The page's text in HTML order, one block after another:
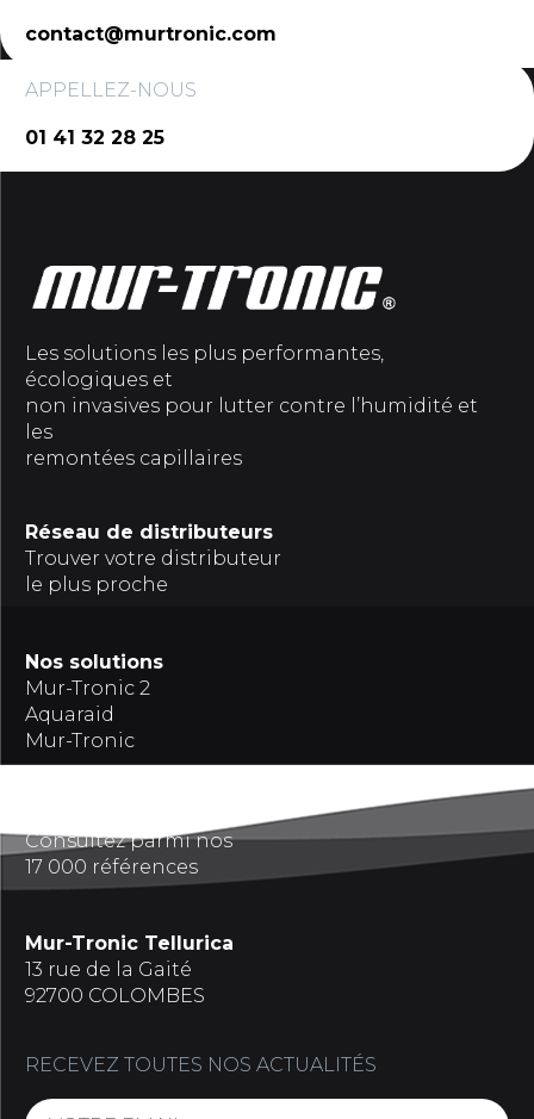
contact@murtronic.com
APPELLEZ-NOUS
01 41 32 28 25
Les solutions les plus performantes,
écologiques et
non invasives pour lutter contre l’humidité et
les
remontées capillaires
Réseau de distributeurs
Trouver votre distributeur
le plus proche
Nos solutions
Mur-Tronic 2
Aquaraid
Mur-Tronic
Consultez parmi nos
17 000 références
Mur-Tronic Tellurica
13 rue de la Gaité
92700 COLOMBES
RECEVEZ TOUTES NOS ACTUALITÉS